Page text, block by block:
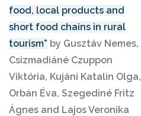
food, local products and
short food chains in rural
tourism” by Gusztáv Nemes,
Csizmadiáné Czuppon
Viktória, Kujáni Katalin Olga,
Orbán Éva, Szegediné Fritz
Ágnes and Lajos Veronika